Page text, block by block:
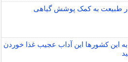
طبیعت به کمک پوشش گیاهی
این کشورها این آداب عجیب غذا خوردن